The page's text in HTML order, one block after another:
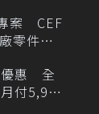
案 CEF
零件最
優惠 全
付5,900